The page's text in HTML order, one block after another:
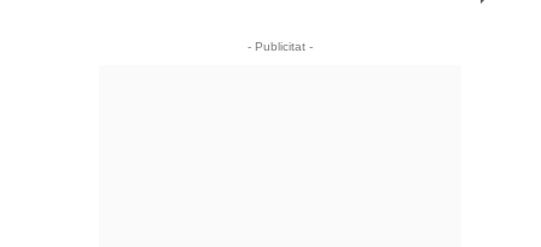
- Publicitat -